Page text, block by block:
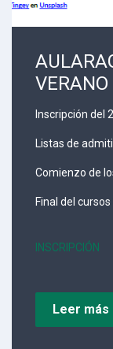
VERANO
Inscripción del
Listas de
Comienzo de
Final del
INSCRIPCIÓN
Leer más